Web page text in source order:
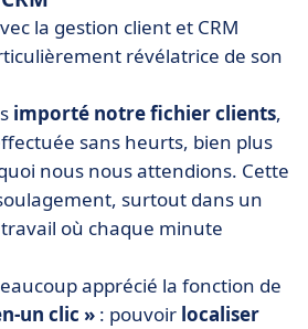
la gestion client et CRM
révélatrice de son
importé notre fichier clients,
sans heurts, bien plus
nous nous attendions. Cette
surtout dans un
où chaque minute
apprécié la fonction de
un clic » : pouvoir localiser